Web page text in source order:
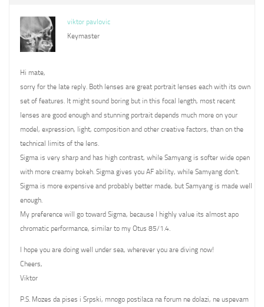
viktor pavlovic
Keymaster
Hi mate,
sorry for the late reply. Both lenses are great portrait lenses each with its own
set of features. It might sound boring but in this focal length, most recent
lenses are good enough and stunning portrait depends much more on your
model, expression, light, composition and other creative factors, than on the
technical limits of the lens.
Sigma is very sharp and has high contrast, while Samyang is softer wide open
with more creamy bokeh. Sigma gives you AF ability, while Samyang don’t.
Sigma is more expensive and probably better made, but Samyang is made well
enough.
My preference will go toward Sigma, because I highly value its almost apo
chromatic performance, similar to my Otus 85/1.4.
I hope you are doing well under sea, wherever you are diving now!
Cheers,
Viktor
P.S. Mozes da pises i Srpski, mnogo postilaca na forum ne dolazi, ne uspevam